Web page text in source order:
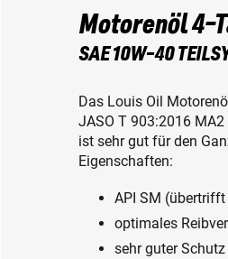
Motorenöl 4-
SAE 10W-40
Das Louis Oil
JASO T 903:2016
ist sehr gut für den
Eigenschaften:
API SM (übertrifft
optimales
sehr guter